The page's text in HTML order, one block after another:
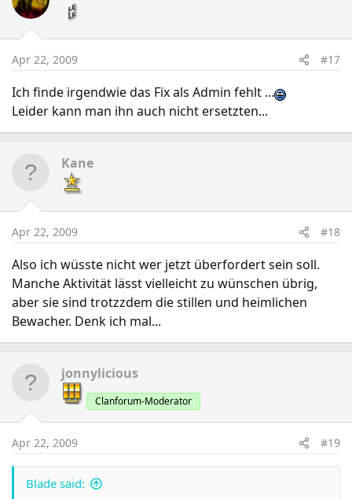
Apr 22, 2009 #17
Ich finde irgendwie das Fix als Admin fehlt ...
Leider kann man ihn auch nicht ersetzten...
Kane
Apr 22, 2009 #18
Also ich wüsste nicht wer jetzt überfordert sein soll.
Manche Aktivität lässt vielleicht zu wünschen übrig,
aber sie sind trotzzdem die stillen und heimlichen
Bewacher. Denk ich mal...
jonnylicious
Clanforum-Moderator
Apr 22, 2009 #19
Blade said: